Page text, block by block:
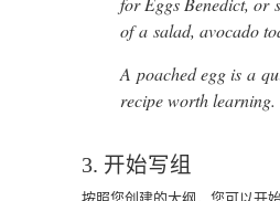
of a salad, avocado
A poached egg is a
recipe worth learning.
3. 开始写组